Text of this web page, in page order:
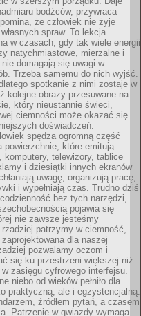
bodźców, przywraca
że człowiek nie żyje
spraw. To lekcja
w czasach, gdy tak wiele energii
natychmiastowe, mierzalne i
nie domagają się uwagi w
Trzeba samemu do nich wyjść.
spotkanie z nimi zostaje w
kolejne obrazy przesuwane na
który nieustannie świeci,
ciemności może okazać się
doświadczeń.
spędza ogromną część
powierzchnie, które emitują
komputery, telewizory, tablice
i dziesiątki innych ekranów
uwagę, organizują pracę,
i wypełniają czas. Trudno dziś
bez tych narzędzi,
pojawia się
nie zawsze jesteśmy
patrzymy w ciemność,
zaprojektowana dla naszej
pozwalamy oczom i
się ku przestrzeni większej niż
zasięgu cyfrowego interfejsu.
niebo od wieków pełniło dla
praktyczną, ale i egzystencjalną.
źródłem pytań, a czasem
Patrzenie w gwiazdy wymaga